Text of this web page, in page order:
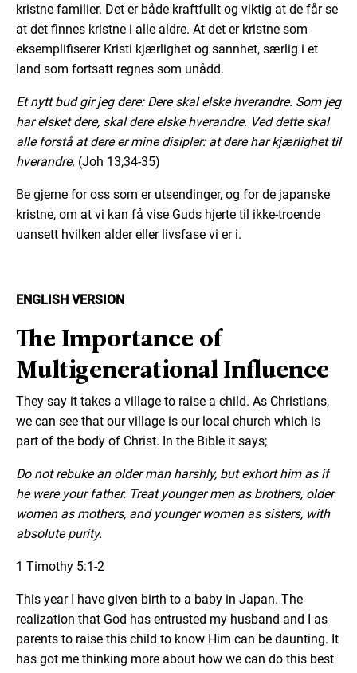
kristne familier. Det er både kraftfullt og viktig at de får se
at det finnes kristne i alle aldre. At det er kristne som
eksemplifiserer Kristi kjærlighet og sannhet, særlig i et
land som fortsatt regnes som unådd.
Et nytt bud gir jeg dere: Dere skal elske hverandre. Som jeg
har elsket dere, skal dere elske hverandre. Ved dette skal
alle forstå at dere er mine disipler: at dere har kjærlighet til
hverandre. (Joh 13,34-35)
Be gjerne for oss som er utsendinger, og for de japanske
kristne, om at vi kan få vise Guds hjerte til ikke-troende
uansett hvilken alder eller livsfase vi er i.
ENGLISH VERSION
The Importance of
Multigenerational Influence
They say it takes a village to raise a child. As Christians,
we can see that our village is our local church which is
part of the body of Christ. In the Bible it says;
Do not rebuke an older man harshly, but exhort him as if
he were your father. Treat younger men as brothers, older
women as mothers, and younger women as sisters, with
absolute purity.
1 Timothy 5:1-2
This year I have given birth to a baby in Japan. The
realization that God has entrusted my husband and I as
parents to raise this child to know Him can be daunting. It
has got me thinking more about how we can do this best